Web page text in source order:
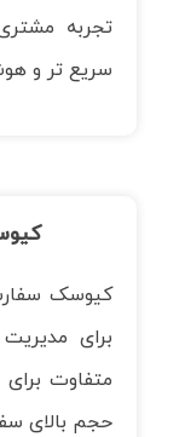
تجربه
سریع تر و
کیوسک
برای
متفاوت
حجم بالای